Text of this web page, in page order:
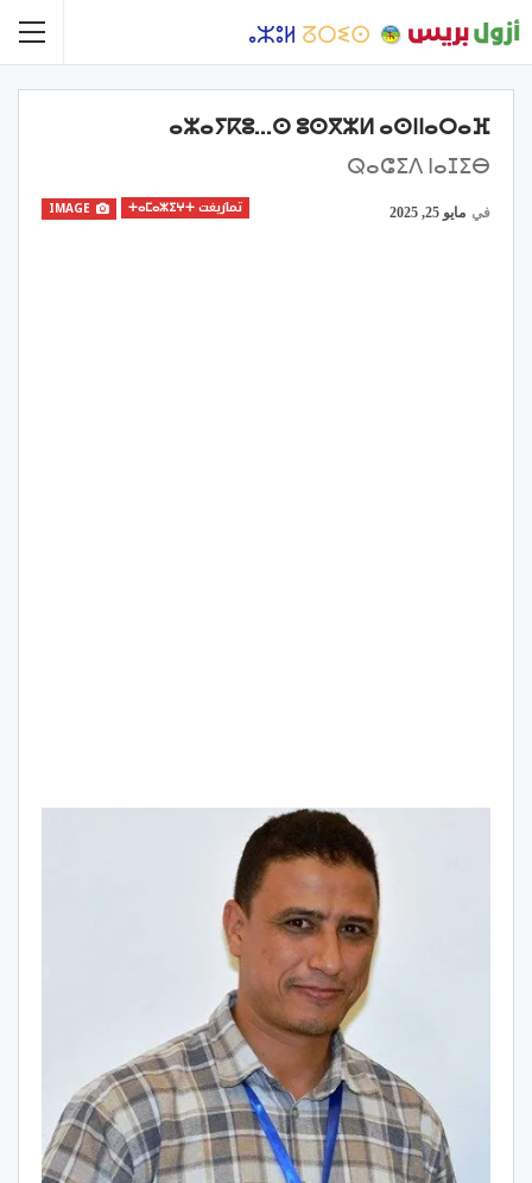
ⴰⵣⴰⵢⴽⵓ…ⵙ ⵓⵙⴳⵣⵍ ⴰⵙⵏⵏⴰⵔⴰⴼ
ⵕⴰⵛⵉⴷ ⵏⴰⵊⵉⴱ
تمازيغت ⵜⴰⵎⴰⵣⵉⵖⵜ في مايو 25, 2025